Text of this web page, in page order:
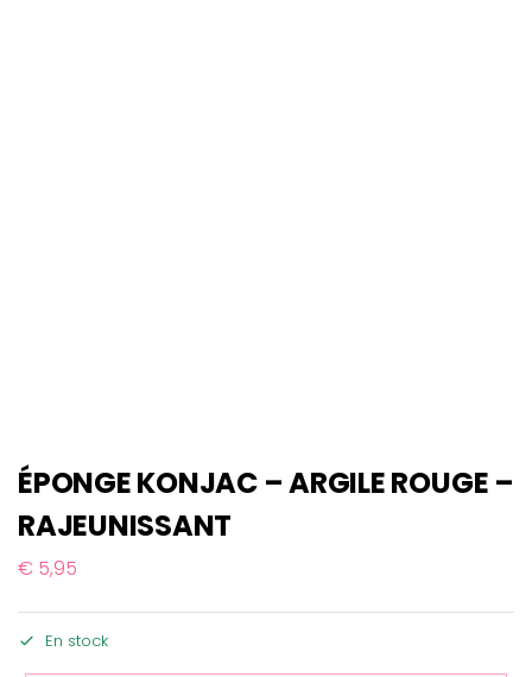
ÉPONGE KONJAC – ARGILE ROUGE –
RAJEUNISSANT
€ 5,95
En stock